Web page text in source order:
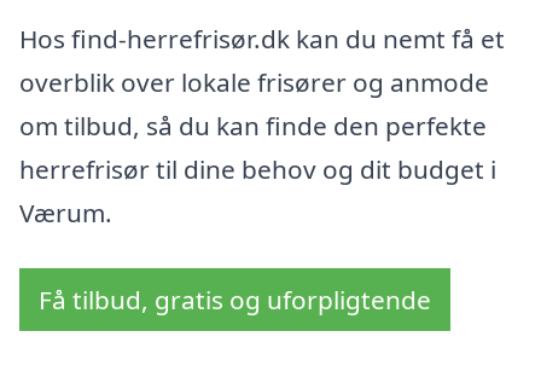
Hos find-herrefrisør.dk kan du nemt få et
overblik over lokale frisører og anmode
om tilbud, så du kan finde den perfekte
herrefrisør til dine behov og dit budget i
Værum.
Få tilbud, gratis og uforpligtende